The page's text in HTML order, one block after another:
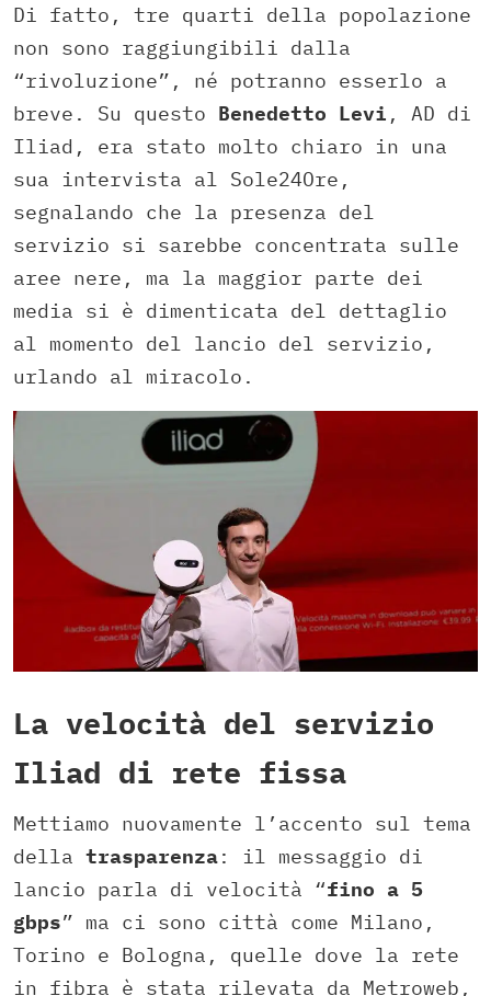
Di fatto, tre quarti della popolazione
non sono raggiungibili dalla
“rivoluzione”, né potranno esserlo a
breve. Su questo Benedetto Levi , AD di
Iliad, era stato molto chiaro in una
sua intervista al Sole24Ore,
segnalando che la presenza del
servizio si sarebbe concentrata sulle
aree nere, ma la maggior parte dei
media si è dimenticata del dettaglio
al momento del lancio del servizio,
urlando al miracolo.
La velocità del servizio
Iliad di rete fissa
Mettiamo nuovamente l’accento sul tema
della trasparenza: il messaggio di
lancio parla di velocità “fino a 5
gbps” ma ci sono città come Milano,
Torino e Bologna, quelle dove la rete
in fibra è stata rilevata da Metroweb,